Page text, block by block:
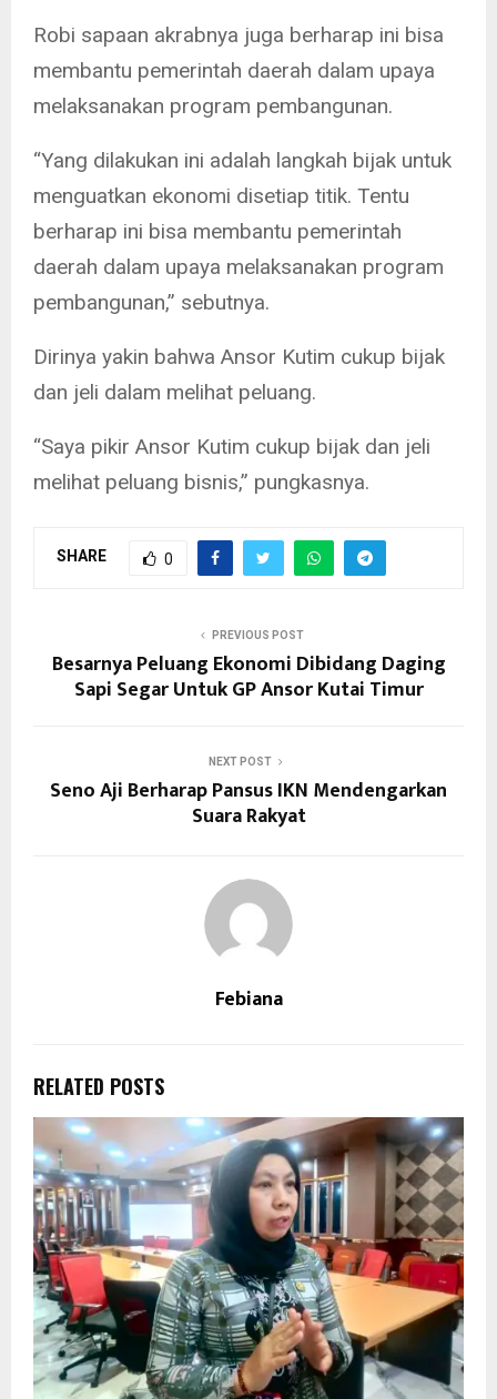
Robi sapaan akrabnya juga berharap ini bisa
membantu pemerintah daerah dalam upaya
melaksanakan program pembangunan.
“Yang dilakukan ini adalah langkah bijak untuk
menguatkan ekonomi disetiap titik. Tentu
berharap ini bisa membantu pemerintah
daerah dalam upaya melaksanakan program
pembangunan,” sebutnya.
Dirinya yakin bahwa Ansor Kutim cukup bijak
dan jeli dalam melihat peluang.
“Saya pikir Ansor Kutim cukup bijak dan jeli
melihat peluang bisnis,” pungkasnya.
SHARE 0
PREVIOUS POST
Besarnya Peluang Ekonomi Dibidang Daging
Sapi Segar Untuk GP Ansor Kutai Timur
NEXT POST
Seno Aji Berharap Pansus IKN Mendengarkan
Suara Rakyat
Febiana
RELATED POSTS